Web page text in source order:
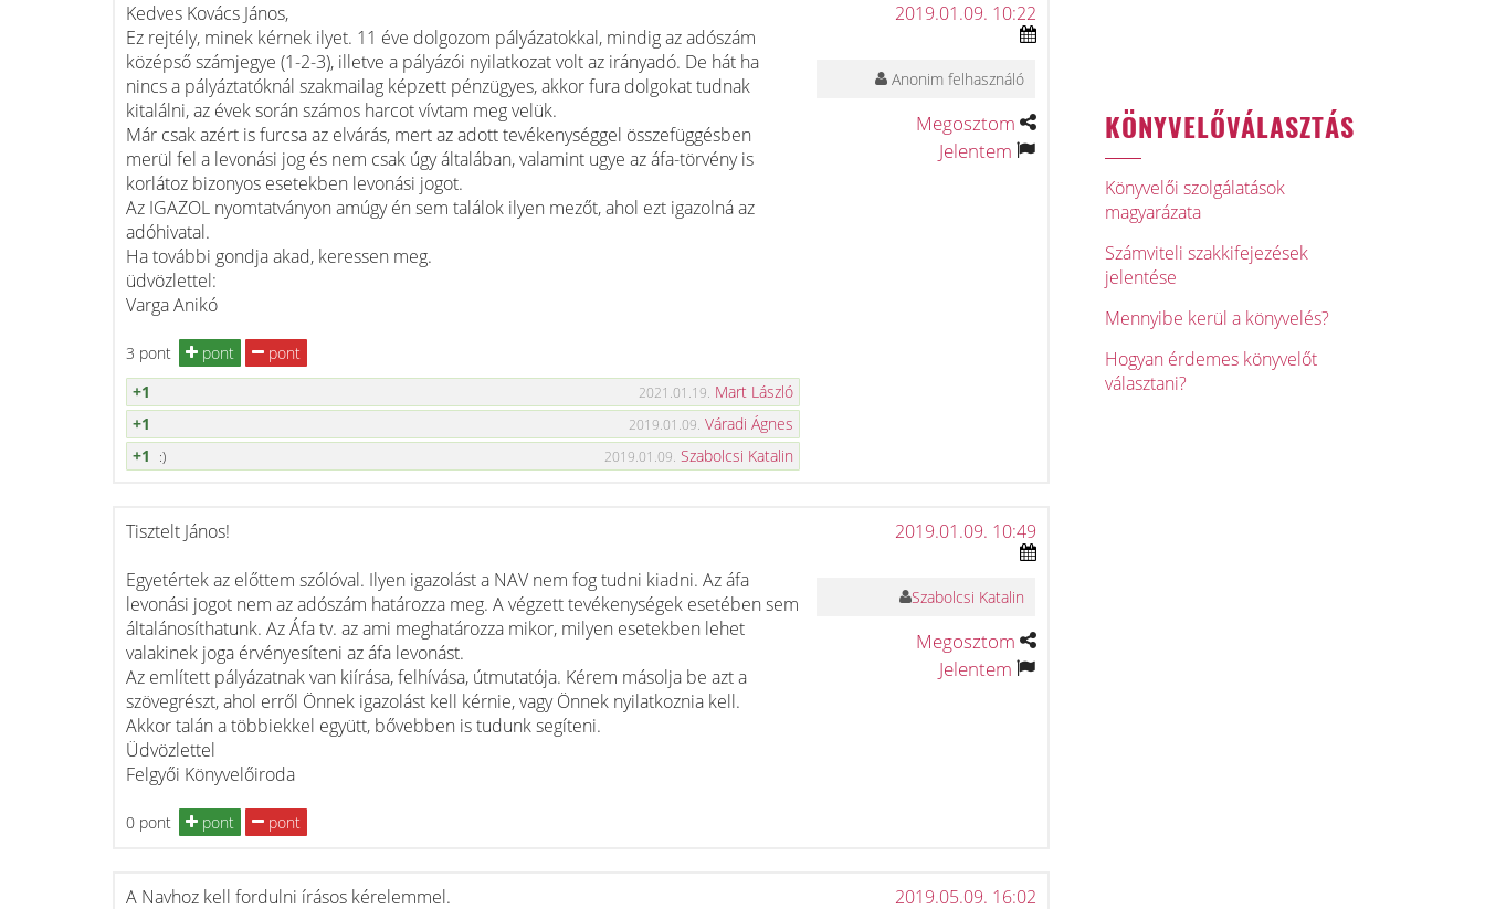
Kedves Kovács János,
Ez rejtély, minek kérnek ilyet. 11 éve dolgozom pályázatokkal, mindig az adószám
középső számjegye (1-2-3), illetve a pályázói nyilatkozat volt az irányadó. De hát ha
nincs a pályáztatóknál szakmailag képzett pénzügyes, akkor fura dolgokat tudnak
kitalálni, az évek során számos harcot vívtam meg velük.
Már csak azért is furcsa az elvárás, mert az adott tevékenységgel összefüggésben
merül fel a levonási jog és nem csak úgy általában, valamint ugye az áfa-törvény is
korlátoz bizonyos esetekben levonási jogot.
Az IGAZOL nyomtatványon amúgy én sem találok ilyen mezőt, ahol ezt igazolná az
adóhivatal.
Ha további gondja akad, keressen meg.
üdvözlettel:
Varga Anikó
3 pont pont
pont
+1
2021.01.19. Mart László
+1
2019.01.09. Váradi Ágnes
+1
:) 2019.01.09. Szabolcsi Katalin
2019.01.09. 10:22
Anonim felhasználó
Megosztom
Jelentem
Tisztelt János!
Egyetértek az előttem szólóval. Ilyen igazolást a NAV nem fog tudni kiadni. Az áfa
levonási jogot nem az adószám határozza meg. A végzett tevékenységek esetében sem
általánosíthatunk. Az Áfa tv. az ami meghatározza mikor, milyen esetekben lehet
valakinek joga érvényesíteni az áfa levonást.
Az említett pályázatnak van kiírása, felhívása, útmutatója. Kérem másolja be azt a
szövegrészt, ahol erről Önnek igazolást kell kérnie, vagy Önnek nyilatkoznia kell.
Akkor talán a többiekkel együtt, bővebben is tudunk segíteni.
Üdvözlettel
Felgyői Könyvelőiroda
0 pont pont pont
2019.01.09. 10:49
Szabolcsi Katalin
Megosztom
Jelentem
A Navhoz kell fordulni írásos kérelemmel.
2019.05.09. 16:02
KÖNYVELŐVÁLASZTÁS
Könyvelői szolgálatások
magyarázata
Számviteli szakkifejezések
jelentése
Mennyibe kerül a könyvelés?
Hogyan érdemes könyvelőt
választani?